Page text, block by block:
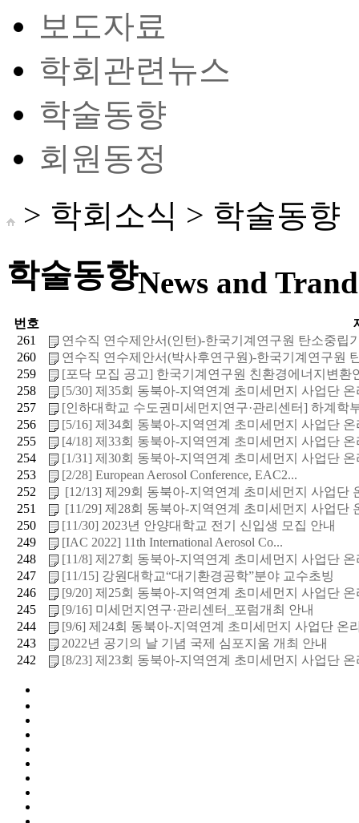
보도자료
학회관련뉴스
학술동향
회원동정
> 학회소식 > 학술동향
학술동향News and
번호
261
연수직 연수제안서(인턴)-한국기계연구원 탄소중립
260
연수직 연수제안서(박사후연구원)-한국기계연구원
259
[포닥 모집 공고] 한국기계연구원 친환경에너지변환
258
[5/30] 제35회 동북아-지역연계 초미세먼지 사업단 온
257
[인하대학교 수도권미세먼지연구·관리센터] 하계학
256
[5/16] 제34회 동북아-지역연계 초미세먼지 사업단 온
255
[4/18] 제33회 동북아-지역연계 초미세먼지 사업단 온
254
[1/31] 제30회 동북아-지역연계 초미세먼지 사업단 온
253
[2/28] European Aerosol Conference, EAC2...
252
[12/13] 제29회 동북아-지역연계 초미세먼지 사업단
251
[11/29] 제28회 동북아-지역연계 초미세먼지 사업단
250
[11/30] 2023년 안양대학교 전기 신입생 모집 안내
249
[IAC 2022] 11th International Aerosol Co...
248
[11/8] 제27회 동북아-지역연계 초미세먼지 사업단 온
247
[11/15] 강원대학교“대기환경공학”분야 교수초빙
246
[9/20] 제25회 동북아-지역연계 초미세먼지 사업단 온
245
[9/16] 미세먼지연구·관리센터_포럼개최 안내
244
[9/6] 제24회 동북아-지역연계 초미세먼지 사업단 온
243
2022년 공기의 날 기념 국제 심포지움 개최 안내
242
[8/23] 제23회 동북아-지역연계 초미세먼지 사업단 온